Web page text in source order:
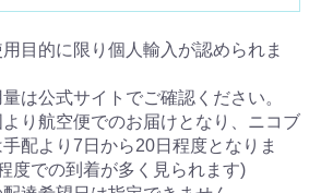
目的に限り個人輸入が認められま
は公式サイトでご確認ください。
り航空便でのお届けとなり、ニコブ
配より7日から20日程度となりま
度での到着が多く見られます)